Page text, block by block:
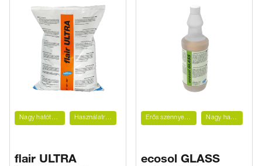
Nagy hatótávolság Használatra kész
flair ULTRA
Erős szennyeződések ellen Nagy hatótávolság
ecosol GLASS